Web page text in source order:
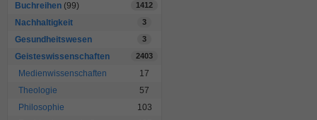
Buchreihen (99) 1412
Nachhaltigkeit 3
Gesundheitswesen 3
Geisteswissenschaften 2403
Medienwissenschaften
17
Theologie
57
Philosophie
103